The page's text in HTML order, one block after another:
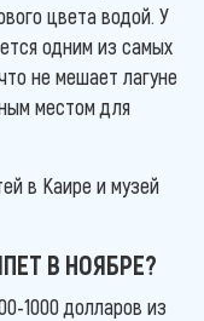
цвета водой. У
одним из самых
не мешает лагуне
местом для
в Каире и музей
В НОЯБРЕ?
1000 долларов из